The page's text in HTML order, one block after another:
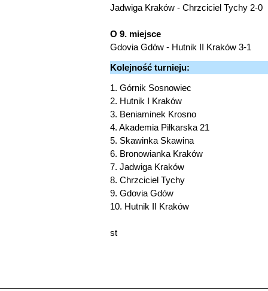
Jadwiga Kraków - Chrzciciel Tychy 2-0
O 9. miejsce
Gdovia Gdów - Hutnik II Kraków 3-1
Kolejność turnieju:
1. Górnik Sosnowiec
2. Hutnik I Kraków
3. Beniaminek Krosno
4. Akademia Piłkarska 21
5. Skawinka Skawina
6. Bronowianka Kraków
7. Jadwiga Kraków
8. Chrzciciel Tychy
9. Gdovia Gdów
10. Hutnik II Kraków
st